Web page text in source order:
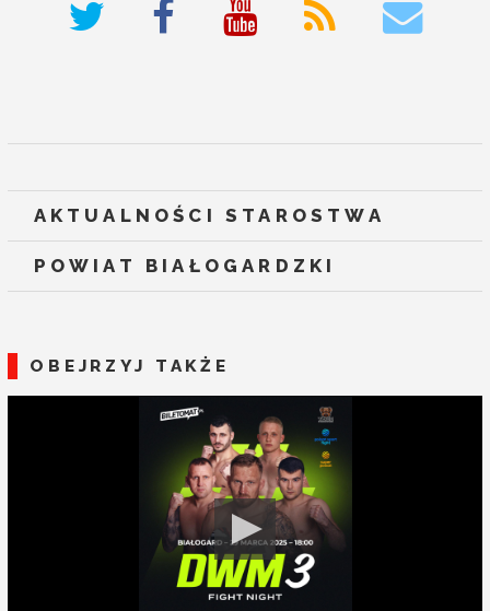
AKTUALNOŚCI STAROSTWA
POWIAT BIAŁOGARDZKI
OBEJRZYJ TAKŻE